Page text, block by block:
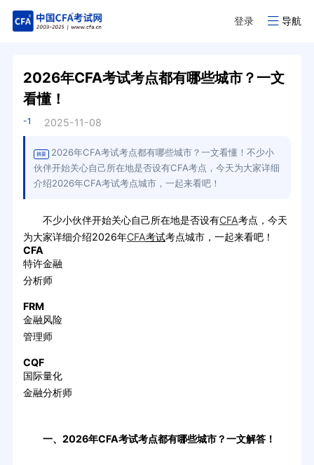
登录 导航
2026年CFA考试考点都有哪些城市？一文
看懂！
-1 2025-11-08
摘要
2026年CFA考试考点都有哪些城市？一文看懂！不少小
伙伴开始关心自己所在地是否设有CFA考点，今天为大家详细
介绍2026年CFA考试考点城市，一起来看吧！
不少小伙伴开始关心自己所在地是否设有CFA考点，今天
为大家详细介绍2026年CFA考试考点城市，一起来看吧！
CFA
特许金融
分析师
FRM
金融风险
管理师
CQF
国际量化
金融分析师
一、2026年CFA考试考点都有哪些城市？一文解答！